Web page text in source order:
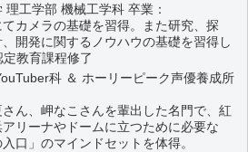
理工学部 機械工学科 卒業：
カメラの基礎を習得。また研究、探
開発に関するノウハウの基礎を習得し
定教育課程修了
科 ＆ ホーリーピーク声優養成所
さん、岬なこさんを輩出した名門で、紅
アリーナやドームに立つために必要な
入口」のマインドセットを体得。